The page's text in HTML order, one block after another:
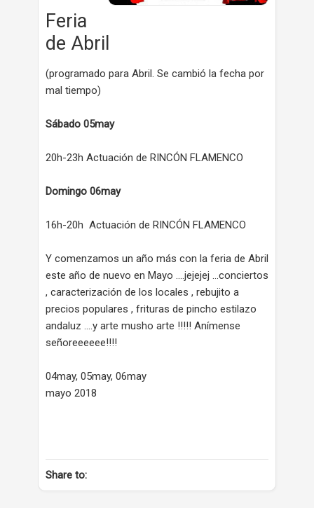
Feria
de Abril
(programado para Abril. Se cambió la fecha por
mal tiempo)
Sábado 05may
20h-23h Actuación de RINCÓN FLAMENCO
Domingo 06may
16h-20h Actuación de RINCÓN FLAMENCO
Y comenzamos un año más con la feria de Abril
este año de nuevo en Mayo ....jejejej ...conciertos
, caracterización de los locales , rebujito a
precios populares , frituras de pincho estilazo
andaluz ....y arte musho arte !!!!! Anímense
señoreeeeee!!!!
04may, 05may, 06may
mayo 2018
Share to: